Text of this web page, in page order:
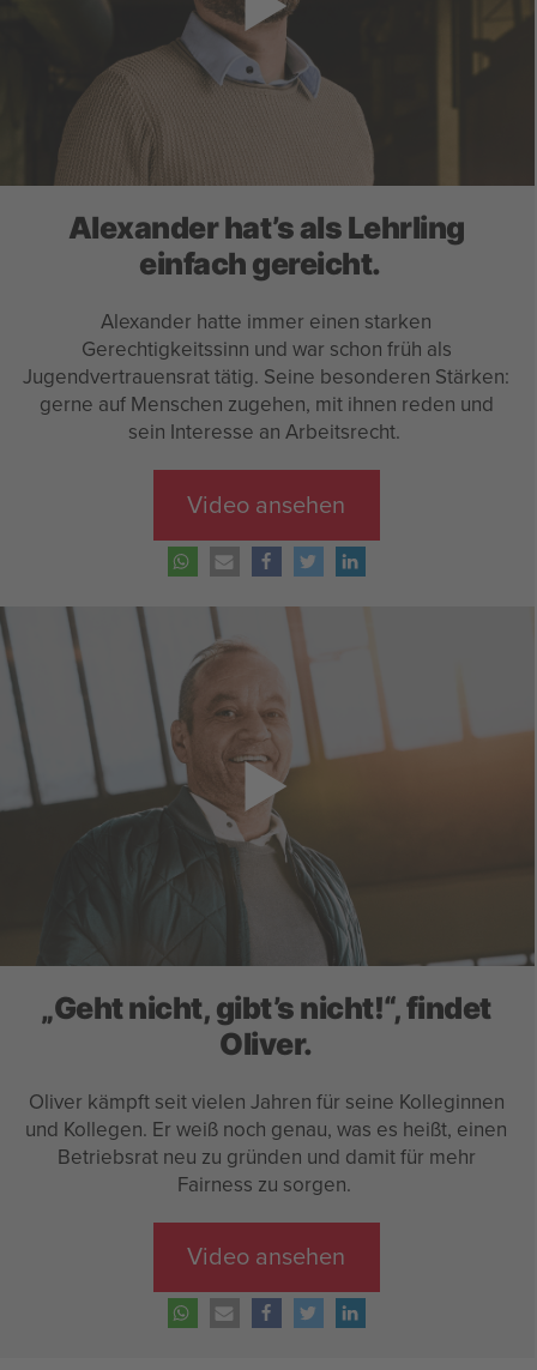
Alexander hat’s als Lehrling
einfach gereicht.
Alexander hatte immer einen starken
Gerechtigkeitssinn und war schon früh als
Jugendvertrauensrat tätig. Seine besonderen Stärken:
gerne auf Menschen zugehen, mit ihnen reden und
sein Interesse an Arbeitsrecht.
Video ansehen
„Geht nicht, gibt’s nicht!“, findet
Oliver.
Oliver kämpft seit vielen Jahren für seine Kolleginnen
und Kollegen. Er weiß noch genau, was es heißt, einen
Betriebsrat neu zu gründen und damit für mehr
Fairness zu sorgen.
Video ansehen